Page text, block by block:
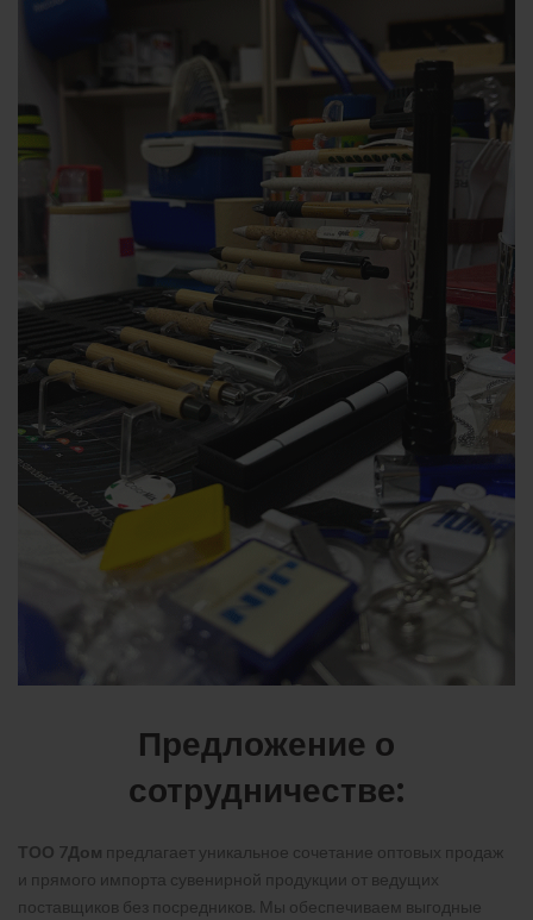
Предложение о
сотрудничестве:
ТОО 7Дом предлагает уникальное сочетание оптовых продаж
и прямого импорта сувенирной продукции от ведущих
поставщиков без посредников. Мы обеспечиваем выгодные